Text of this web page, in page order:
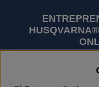
trädgårdsmaskiner. I